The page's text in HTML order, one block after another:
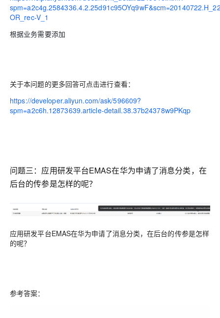
OR_rec-V_1
根据业务需要添加
关于本问题的更多回答可点击进行查看：
https://developer.aliyun.com/ask/596609?
spm=a2c6h.12873639.article-detail.38.37b24378w9PKqp
问题三： 应用研发平台EMAS在华为申请了消息分类，在
后台的传参是怎样的呢？
应用研发平台EMAS在华为申请了消息分类，在后台的传参是怎样
的呢？
参考答案：